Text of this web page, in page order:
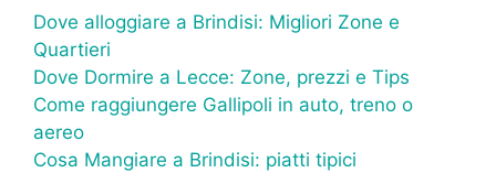
Dove alloggiare a Brindisi: Migliori Zone e
Quartieri
Dove Dormire a Lecce: Zone, prezzi e Tips
Come raggiungere Gallipoli in auto, treno o
aereo
Cosa Mangiare a Brindisi: piatti tipici